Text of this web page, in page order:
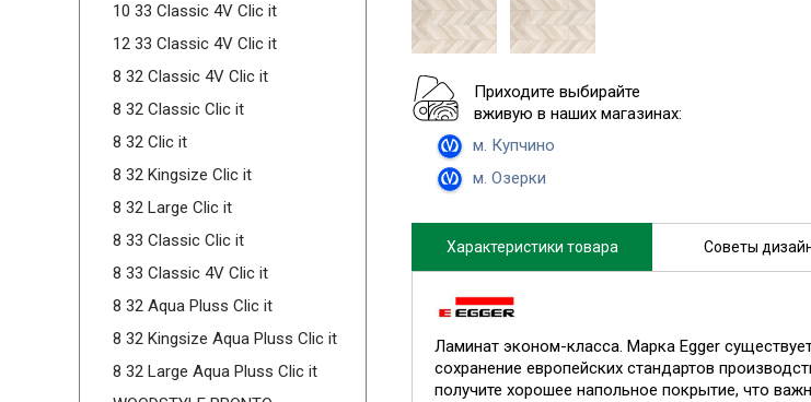
Приходите выбирайте
вживую в наших магазинах:
м. Купчино
м. Озерки
Характеристики товара Советы
Ламинат эконом-класса. Марка Egger
сохранение европейских стандартов
получите хорошее напольное покрытие, что
10 33 Classic 4V Clic it
12 33 Classic 4V Clic it
8 32 Classic 4V Clic it
8 32 Classic Clic it
8 32 Clic it
8 32 Kingsize Clic it
8 32 Large Clic it
8 33 Classic Clic it
8 33 Classic 4V Clic it
8 32 Aqua Pluss Clic it
8 32 Kingsize Aqua Pluss Clic it
8 32 Large Aqua Pluss Clic it